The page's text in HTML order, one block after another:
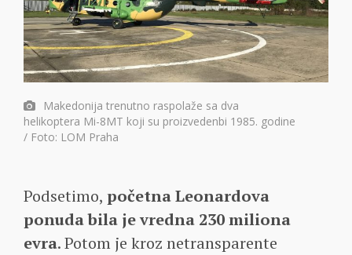
Makedonija trenutno raspolaže sa dva
helikoptera Mi-8MT koji su proizvedenbi 1985. godine
/ Foto: LOM Praha
Podsetimo, početna Leonardova
ponuda bila je vredna 230 miliona
evra. Potom je kroz netransparente